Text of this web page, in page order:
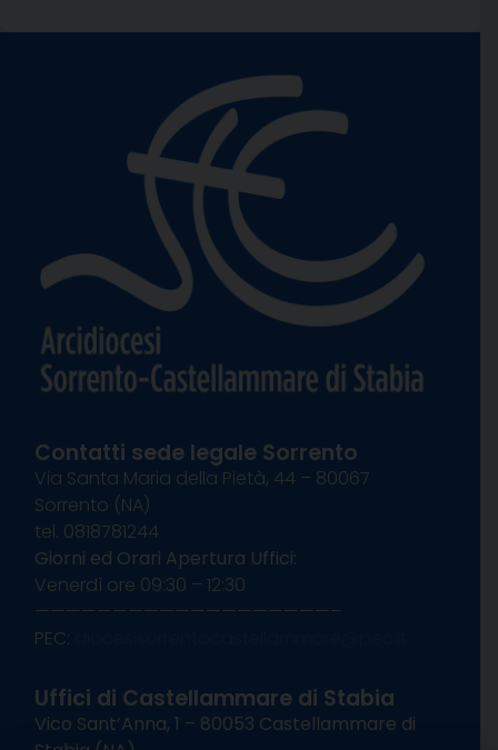
Contatti sede legale Sorrento
Via Santa Maria della Pietà, 44 – 80067
Sorrento (NA)
tel. 0818781244
Giorni ed Orari Apertura Uffici:
Venerdì ore 09:30 – 12:30
———————————————————–
PEC:
Uffici di Castellammare di Stabia
Vico Sant’Anna, 1 – 80053 Castellammare di